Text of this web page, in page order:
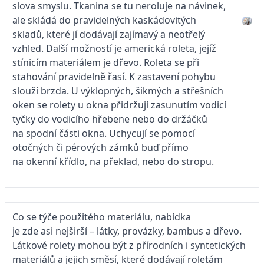
slova smyslu. Tkanina se tu neroluje na návinek,
ale skládá do pravidelných kaskádovitých
skladů, které jí dodávají zajímavý a neotřelý
vzhled. Další možností je americká roleta, jejíž
stínicím materiálem je dřevo. Roleta se při
stahování pravidelně řasí. K zastavení pohybu
slouží brzda. U výklopných, šikmých a střešních
oken se rolety u okna přidržují zasunutím vodicí
tyčky do vodicího hřebene nebo do držáčků
na spodní části okna. Uchycují se pomocí
otočných či pérových zámků buď přímo
na okenní křídlo, na překlad, nebo do stropu.
Co se týče použitého materiálu, nabídka
je zde asi nejširší – látky, provázky, bambus a dřevo.
Látkové rolety mohou být z přírodních i syntetických
materiálů a jejich směsí, které dodávají roletám